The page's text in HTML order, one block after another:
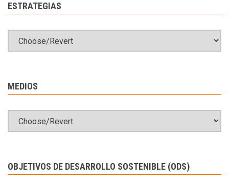
ESTRATEGIAS
MEDIOS
OBJETIVOS DE DESARROLLO SOSTENIBLE (ODS)